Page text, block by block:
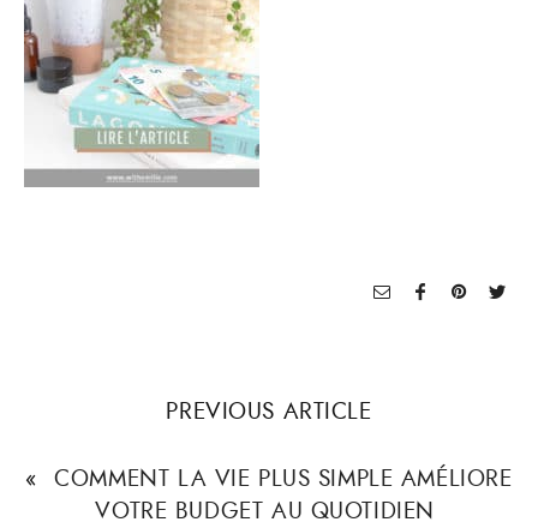
PREVIOUS ARTICLE
« COMMENT LA VIE PLUS SIMPLE AMÉLIORE
VOTRE BUDGET AU QUOTIDIEN